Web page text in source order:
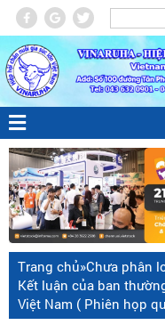
Trang chủ»Chưa phân
Kết luận của ban
Việt Nam ( Phiên họp